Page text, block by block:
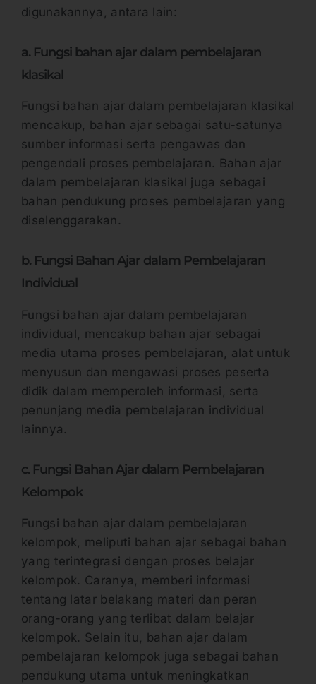
digunakannya, antara lain:
a. Fungsi bahan ajar dalam pembelajaran
klasikal
Fungsi bahan ajar dalam pembelajaran klasikal
mencakup, bahan ajar sebagai satu-satunya
sumber informasi serta pengawas dan
pengendali proses pembelajaran. Bahan ajar
dalam pembelajaran klasikal juga sebagai
bahan pendukung proses pembelajaran yang
diselenggarakan.
b. Fungsi Bahan Ajar dalam Pembelajaran
Individual
Fungsi bahan ajar dalam pembelajaran
individual, mencakup bahan ajar sebagai
media utama proses pembelajaran, alat untuk
menyusun dan mengawasi proses peserta
didik dalam memperoleh informasi, serta
penunjang media pembelajaran individual
lainnya.
c. Fungsi Bahan Ajar dalam Pembelajaran
Kelompok
Fungsi bahan ajar dalam pembelajaran
kelompok, meliputi bahan ajar sebagai bahan
yang terintegrasi dengan proses belajar
kelompok. Caranya, memberi informasi
tentang latar belakang materi dan peran
orang-orang yang terlibat dalam belajar
kelompok. Selain itu, bahan ajar dalam
pembelajaran kelompok juga sebagai bahan
pendukung utama untuk meningkatkan